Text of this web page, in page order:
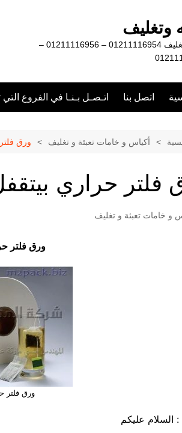
وتغليف
تعبئه وتغليف 01211116954 – 01211116956 –
اتصل بنا اتـصـل بـنـا في الفروع
أكياس و خامات تعبئة و تغليف ورق
فلتر حراري
و خامات تعبئة و تغليف
ورق فلتر
ورق فلتر
: السلام عليكم